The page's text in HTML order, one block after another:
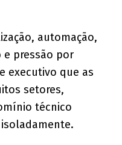
automação,
pressão por
executivo que as
setores,
técnico